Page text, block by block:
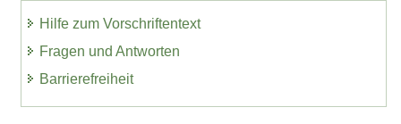
Hilfe zum Vorschriftentext
Fragen und Antworten
Barrierefreiheit